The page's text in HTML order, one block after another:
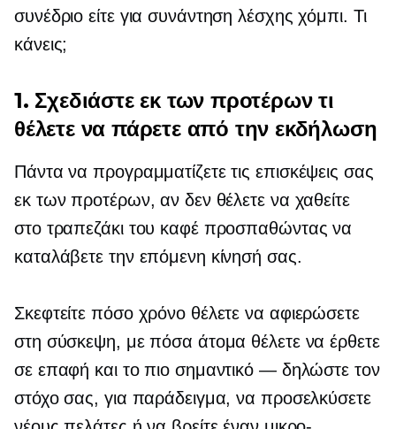
συνέδριο είτε για συνάντηση λέσχης χόμπι. Τι
κάνεις;
1. Σχεδιάστε εκ των προτέρων τι
θέλετε να πάρετε από την εκδήλωση
Πάντα να προγραμματίζετε τις επισκέψεις σας
εκ των προτέρων, αν δεν θέλετε να χαθείτε
στο τραπεζάκι του καφέ προσπαθώντας να
καταλάβετε την επόμενη κίνησή σας.
Σκεφτείτε πόσο χρόνο θέλετε να αφιερώσετε
στη σύσκεψη, με πόσα άτομα θέλετε να έρθετε
σε επαφή και το πιο σημαντικό — δηλώστε τον
στόχο σας, για παράδειγμα, να προσελκύσετε